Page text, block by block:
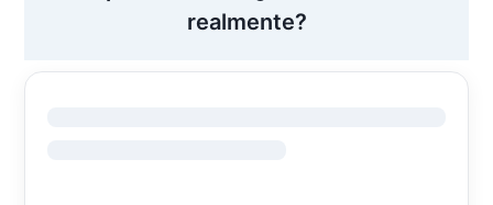
realmente?